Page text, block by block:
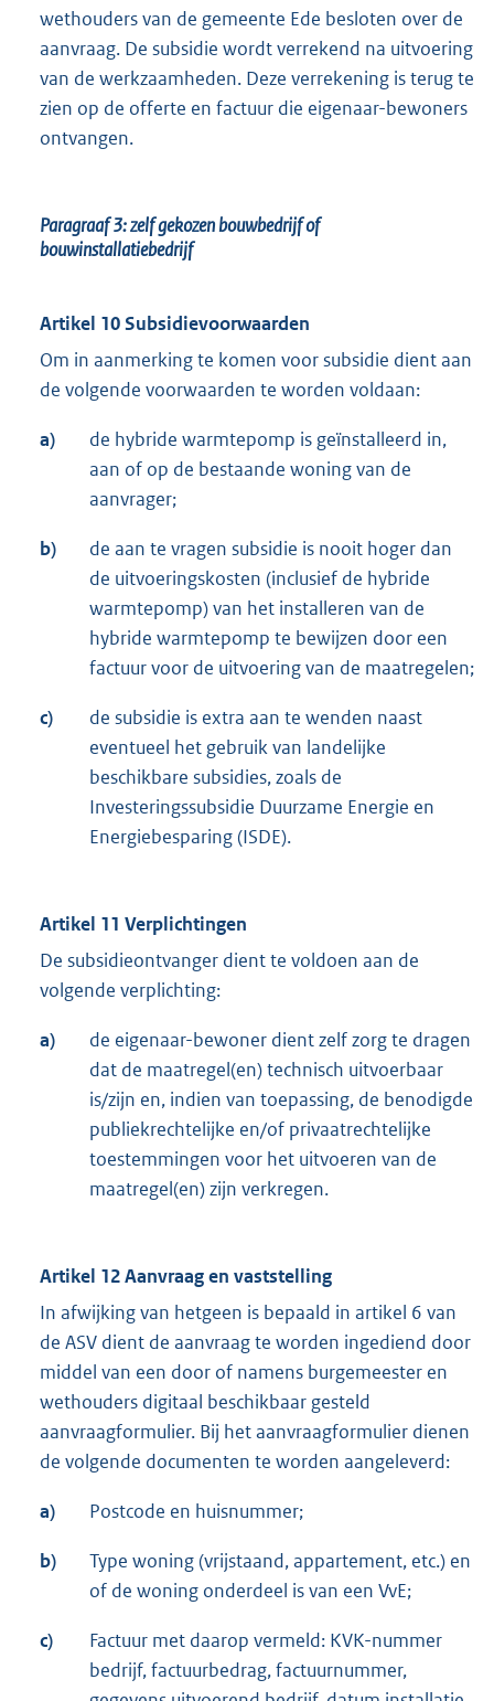
wethouders van de gemeente Ede besloten over de
aanvraag. De subsidie wordt verrekend na uitvoering
van de werkzaamheden. Deze verrekening is terug te
zien op de offerte en factuur die eigenaar-bewoners
ontvangen.
Paragraaf 3:zelf gekozen bouwbedrijf of
bouwinstallatiebedrijf
Artikel 10 Subsidievoorwaarden
Om in aanmerking te komen voor subsidie dient aan
de volgende voorwaarden te worden voldaan:
a)
de hybride warmtepomp is geïnstalleerd in,
aan of op de bestaande woning van de
aanvrager;
b)
de aan te vragen subsidie is nooit hoger dan
de uitvoeringskosten (inclusief de hybride
warmtepomp) van het installeren van de
hybride warmtepomp te bewijzen door een
factuur voor de uitvoering van de maatregelen;
c)
de subsidie is extra aan te wenden naast
eventueel het gebruik van landelijke
beschikbare subsidies, zoals de
Investeringssubsidie Duurzame Energie en
Energiebesparing (ISDE).
Artikel 11 Verplichtingen
De subsidieontvanger dient te voldoen aan de
volgende verplichting:
a)
de eigenaar-bewoner dient zelf zorg te dragen
dat de maatregel(en) technisch uitvoerbaar
is/zijn en, indien van toepassing, de benodigde
publiekrechtelijke en/of privaatrechtelijke
toestemmingen voor het uitvoeren van de
maatregel(en) zijn verkregen.
Artikel 12 Aanvraag en vaststelling
In afwijking van hetgeen is bepaald in artikel 6 van
de ASV dient de aanvraag te worden ingediend door
middel van een door of namens burgemeester en
wethouders digitaal beschikbaar gesteld
aanvraagformulier. Bij het aanvraagformulier dienen
de volgende documenten te worden aangeleverd:
a) Postcode en huisnummer;
b)
Type woning (vrijstaand, appartement, etc.) en
of de woning onderdeel is van een VvE;
c)
Factuur met daarop vermeld: KVK-nummer
bedrijf, factuurbedrag, factuurnummer,